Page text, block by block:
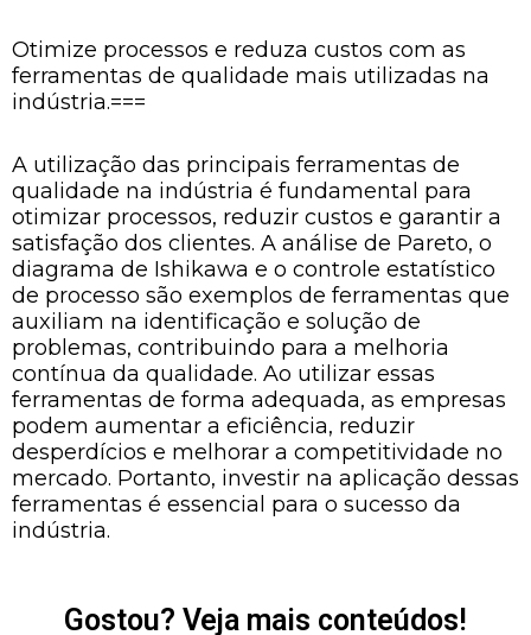
Otimize processos e reduza custos com as
ferramentas de qualidade mais utilizadas na
indústria.===
A utilização das principais ferramentas de
qualidade na indústria é fundamental para
otimizar processos, reduzir custos e garantir a
satisfação dos clientes. A análise de Pareto, o
diagrama de Ishikawa e o controle estatístico
de processo são exemplos de ferramentas que
auxiliam na identificação e solução de
problemas, contribuindo para a melhoria
contínua da qualidade. Ao utilizar essas
ferramentas de forma adequada, as empresas
podem aumentar a eficiência, reduzir
desperdícios e melhorar a competitividade no
mercado. Portanto, investir na aplicação dessas
ferramentas é essencial para o sucesso da
indústria.
Gostou? Veja mais conteúdos!